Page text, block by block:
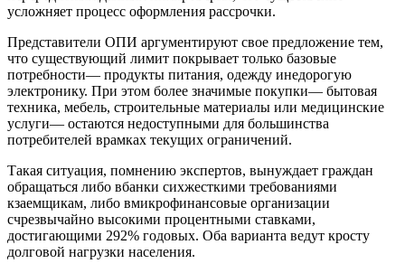
усложняет процесс оформления рассрочки.
Представители ОПИ аргументируют свое предложение тем,
что существующий лимит покрывает только базовые
потребности— продукты питания, одежду инедорогую
электронику. При этом более значимые покупки— бытовая
техника, мебель, строительные материалы или медицинские
услуги— остаются недоступными для большинства
потребителей врамках текущих ограничений.
Такая ситуация, помнению экспертов, вынуждает граждан
обращаться либо вбанки сихжесткими требованиями
кзаемщикам, либо вмикрофинансовые организации
счрезвычайно высокими процентными ставками,
достигающими 292% годовых. Оба варианта ведут кросту
долговой нагрузки населения.